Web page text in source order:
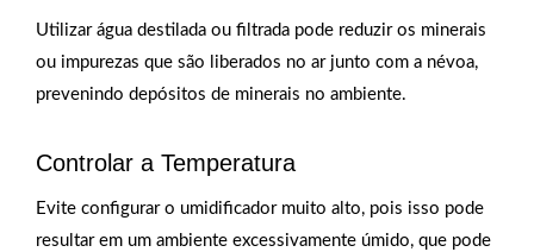
Utilizar água destilada ou filtrada pode reduzir os minerais
ou impurezas que são liberados no ar junto com a névoa,
prevenindo depósitos de minerais no ambiente.
Controlar a Temperatura
Evite configurar o umidificador muito alto, pois isso pode
resultar em um ambiente excessivamente úmido, que pode